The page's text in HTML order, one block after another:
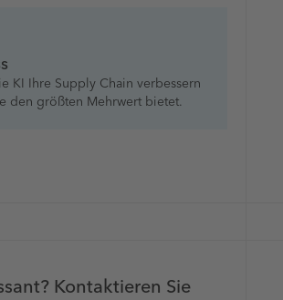
KI Ihre Supply Chain verbessern
den größten Mehrwert bietet.
Kontaktieren Sie